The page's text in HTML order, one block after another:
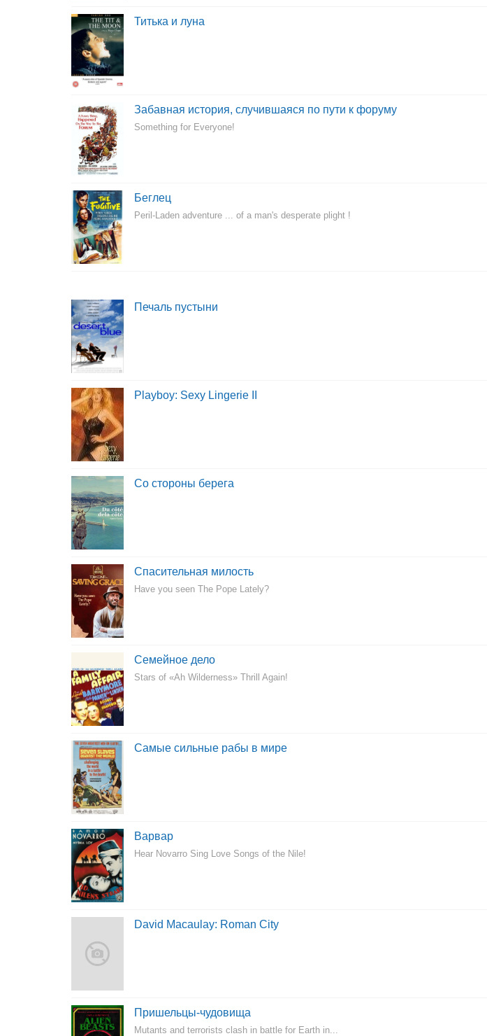
Титька и луна
Забавная история, случившаяся по пути к форуму
Something for Everyone!
Беглец
Peril-Laden adventure ... of a man's desperate plight !
Печаль пустыни
Playboy: Sexy Lingerie II
Со стороны берега
Спасительная милость
Have you seen The Pope Lately?
Семейное дело
Stars of «Ah Wilderness» Thrill Again!
Самые сильные рабы в мире
Варвар
Hear Novarro Sing Love Songs of the Nile!
David Macaulay: Roman City
Пришельцы-чудовища
Mutants and terrorists clash in battle for Earth in...